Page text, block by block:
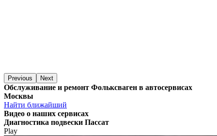
Previous Next
Обслуживание и ремонт Фольксваген в автосервисах
Москвы
Найти ближайший
Видео о наших сервисах
Диагностика подвески Пассат
Play